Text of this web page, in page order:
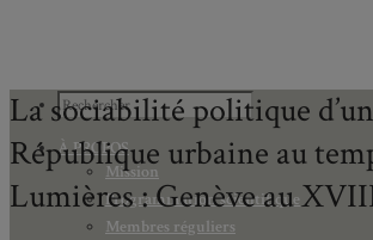
À PROPOS
Mission
Programmation scientifique
Membres réguliers
La sociabilité politique
République urbaine au
Lumières : Genève au